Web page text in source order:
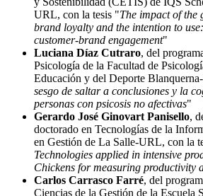
URL, con la tesis "The impact of the
brand loyalty and the intention to
customer-brand engagement"
Luciana Díaz Cutraro, del
Psicología de la Facultad de
Educación y del Deporte
sesgo de saltar a conclusiones y la
personas con psicosis no afectivas"
Gerardo José Ginovart Panisello,
doctorado en Tecnologías de la
en Gestión de La Salle-URL, con la
Technologies applied in intensive
Chickens for measuring productivity
Carlos Carrasco Farré, del
Ciencias de la Gestión de la Escuela